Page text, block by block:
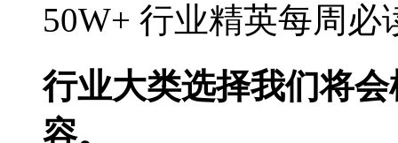
50W+ 行业精英每周
行业大类选择我们将
容。